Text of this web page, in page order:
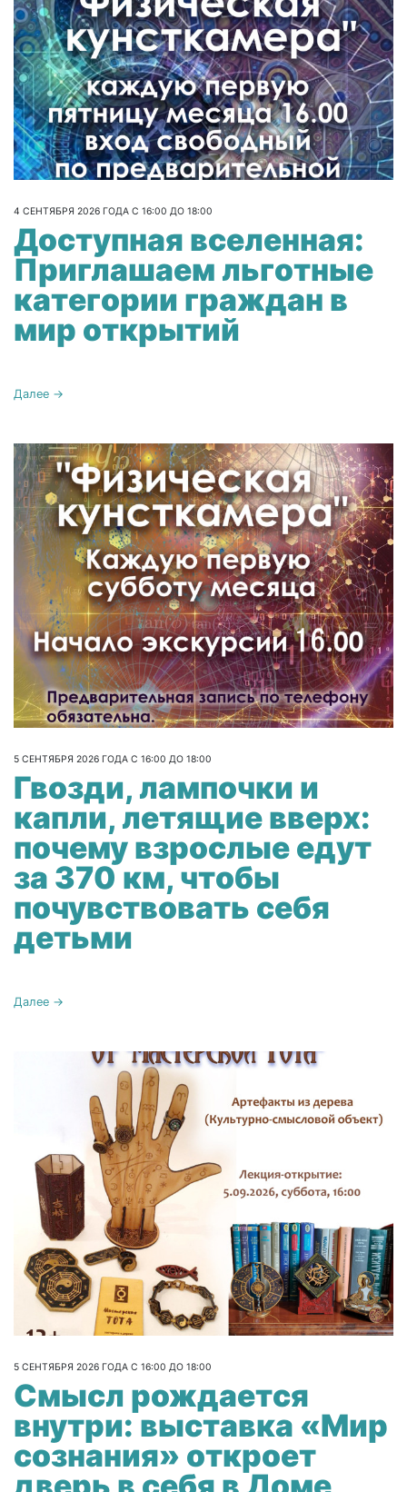
4 СЕНТЯБРЯ 2026 ГОДА С 16:00 ДО 18:00
Доступная вселенная:
Приглашаем льготные
категории граждан в
мир открытий
Далее →
5 СЕНТЯБРЯ 2026 ГОДА С 16:00 ДО 18:00
Гвозди, лампочки и
капли, летящие вверх:
почему взрослые едут
за 370 км, чтобы
почувствовать себя
детьми
Далее →
5 СЕНТЯБРЯ 2026 ГОДА С 16:00 ДО 18:00
Смысл рождается
внутри: выставка «Мир
сознания» откроет